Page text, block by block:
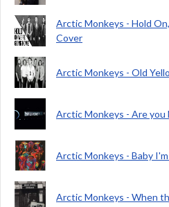
Arctic Monkeys - Hold
Cover
Arctic Monkeys - Old
Arctic Monkeys - Are you
Arctic Monkeys - Baby
Arctic Monkeys - When